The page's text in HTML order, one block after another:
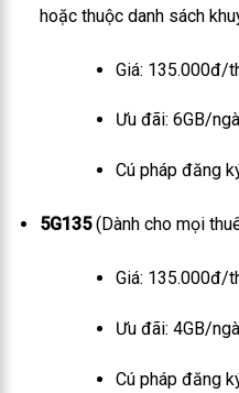
hoặc thuộc danh sách
Giá: 135.000đ/
Ưu đãi: 6GB/
Cú pháp đăng
5G135(Dành cho mọi
Giá: 135.000đ/
Ưu đãi: 4GB/
Cú pháp đăng